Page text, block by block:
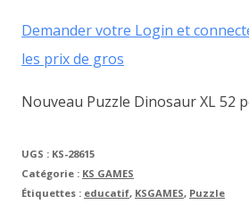
Demander votre Login et
les prix de gros
Nouveau Puzzle Dinosaur XL 52
UGS : KS-28615
Catégorie : KS GAMES
Étiquettes : educatif, KSGAMES, Puzzle